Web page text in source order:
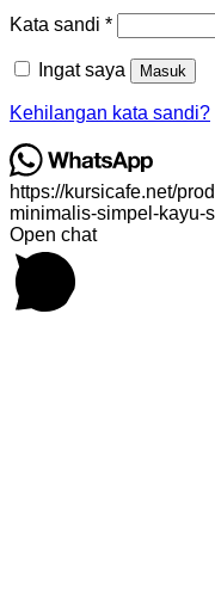
Kata sandi *Wajib
Ingat saya Masuk
Kehilangan kata sandi?
https://kursicafe.net/
minimalis-simpel-kayu-
Open chat